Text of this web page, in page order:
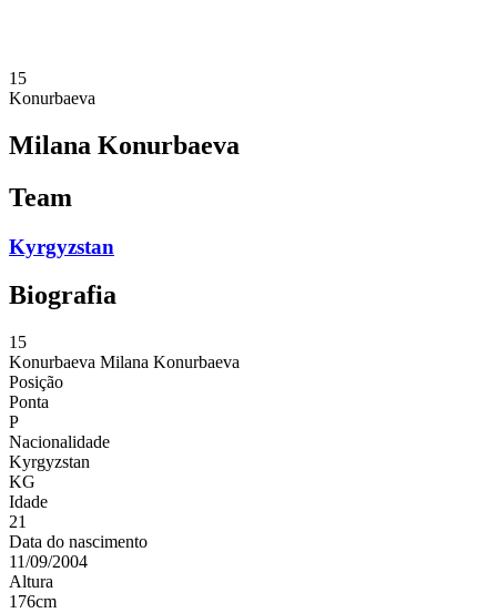
15
Konurbaeva
Milana Konurbaeva
Team
Kyrgyzstan
Biografia
15
Konurbaeva Milana Konurbaeva
Posição
Ponta
P
Nacionalidade
Kyrgyzstan
KG
Idade
21
Data do nascimento
11/09/2004
Altura
176cm